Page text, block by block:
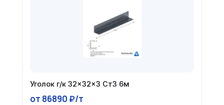
Уголок г/к 32×32×3 Ст3 6м
от 86890 ₽/т